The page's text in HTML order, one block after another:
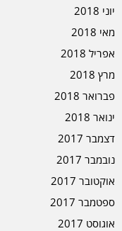
יוני 2018
מאי 2018
אפריל 2018
מרץ 2018
פברואר 2018
ינואר 2018
דצמבר 2017
נובמבר 2017
אוקטובר 2017
ספטמבר 2017
אוגוסט 2017